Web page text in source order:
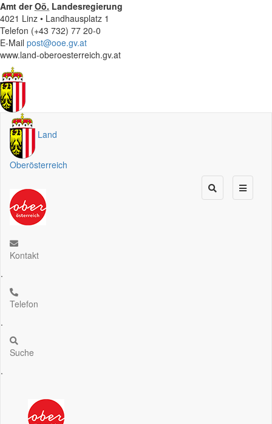
Amt derOö. Landesregierung
4021 Linz • Landhausplatz 1
Telefon (+43 732) 77 20-0
E-Mail post@ooe.gv.at
www.land-oberoesterreich.gv.at
Land
Oberösterreich
Kontakt
.
Telefon
.
Suche
.